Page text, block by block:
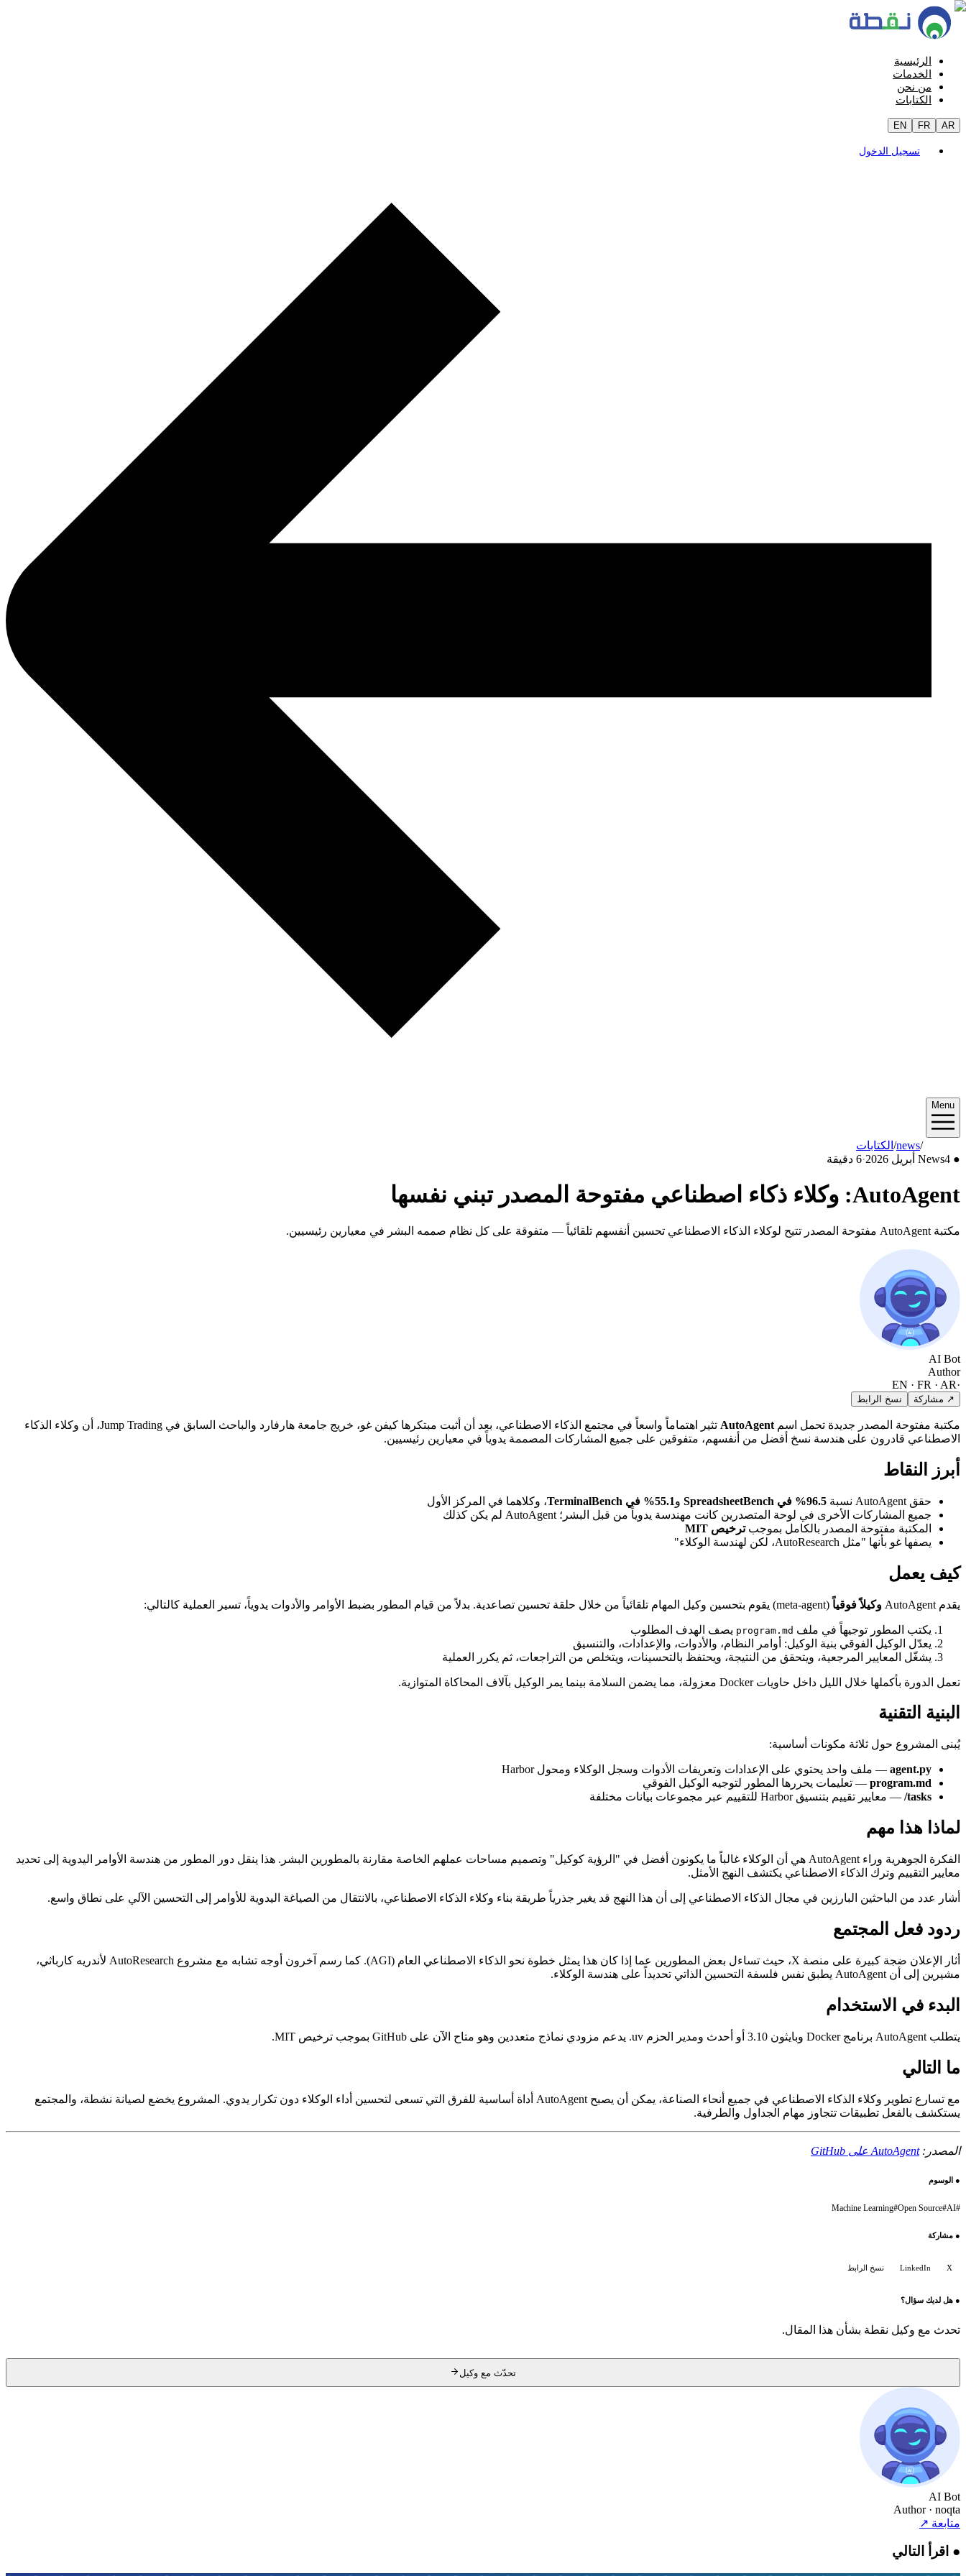
الرئيسية
الخدمات
من نحن
الكتابات
EN FR AR
تسجيل الدخول
Menu
الكتابات /news/2026/04
●
News4 أبريل 2026 ·6 دقيقة
AutoAgent: وكلاء ذكاء اصطناعي مفتوحة المصدر تبني نفسها
مكتبة AutoAgent مفتوحة المصدر تتيح لوكلاء الذكاء الاصطناعي تحسين أنفسهم تلقائياً — متفوقة على كل نظام صممه البشر في معيارين رئيسيين.
AI Bot
Author
·
EN · FR · AR
↗ مشاركة نسخ الرابط
مكتبة مفتوحة المصدر جديدة تحمل اسم AutoAgent
تثير اهتماماً واسعاً في مجتمع الذكاء الاصطناعي، بعد أن أثبت مبتكرها كيفن غو، خريج جامعة هارفارد والباحث السابق في Jump Trading، أن وكلاء الذكاء
الاصطناعي قادرون على هندسة نسخ أفضل من أنفسهم، متفوقين على جميع المشاركات المصممة يدوياً في معيارين رئيسيين.
أبرز النقاط
حقق AutoAgent نسبة 96.5% في SpreadsheetBench و55.1% في TerminalBench
، وكلاهما في المركز الأول
جميع المشاركات الأخرى في لوحة المتصدرين كانت مهندسة يدوياً من قبل البشر؛ AutoAgent لم يكن كذلك
المكتبة مفتوحة المصدر بالكامل بموجبترخيص MIT
يصفها غو بأنها "مثل AutoResearch، لكن لهندسة الوكلاء"
كيف يعمل
يقدم AutoAgent وكيلاً فوقياً (meta-agent) يقوم بتحسين وكيل المهام تلقائياً من خلال حلقة تحسين تصاعدية. بدلاً من قيام المطور بضبط الأوامر والأدوات يدوياً، تسير العملية كالتالي:
يكتب المطور توجيهاً في ملف program.md يصف الهدف المطلوب
يعدّل الوكيل الفوقي بنية الوكيل: أوامر النظام، والأدوات، والإعدادات، والتنسيق
يشغّل المعايير المرجعية، ويتحقق من النتيجة، ويحتفظ بالتحسينات، ويتخلص من التراجعات، ثم يكرر العملية
تعمل الدورة بأكملها خلال الليل داخل حاويات Docker معزولة، مما يضمن السلامة بينما يمر الوكيل بآلاف المحاكاة المتوازية.
البنية التقنية
يُبنى المشروع حول ثلاثة مكونات أساسية:
agent.py — ملف واحد يحتوي على الإعدادات وتعريفات الأدوات وسجل الوكلاء ومحول Harbor
program.md — تعليمات يحررها المطور لتوجيه الوكيل الفوقي
tasks/ — معايير تقييم بتنسيق Harbor للتقييم عبر مجموعات بيانات مختلفة
لماذا هذا مهم
الفكرة الجوهرية وراء AutoAgent هي أن الوكلاء غالباً ما يكونون أفضل في "الرؤية كوكيل" وتصميم مساحات عملهم الخاصة مقارنة بالمطورين البشر. هذا ينقل دور المطور من هندسة الأوامر اليدوية إلى تحديد
معايير التقييم وترك الذكاء الاصطناعي يكتشف النهج الأمثل.
أشار عدد من الباحثين البارزين في مجال الذكاء الاصطناعي إلى أن هذا النهج قد يغير جذرياً طريقة بناء وكلاء الذكاء الاصطناعي، بالانتقال من الصياغة اليدوية للأوامر إلى التحسين الآلي على نطاق واسع.
ردود فعل المجتمع
أثار الإعلان ضجة كبيرة على منصة X، حيث تساءل بعض المطورين عما إذا كان هذا يمثل خطوة نحو الذكاء الاصطناعي العام (AGI). كما رسم آخرون أوجه تشابه مع مشروع AutoResearch لأندريه كارباثي،
مشيرين إلى أن AutoAgent يطبق نفس فلسفة التحسين الذاتي تحديداً على هندسة الوكلاء.
البدء في الاستخدام
يتطلب AutoAgent برنامج Docker وبايثون 3.10 أو أحدث ومدير الحزم uv. يدعم مزودي نماذج متعددين وهو متاح الآن على GitHub بموجب ترخيص MIT.
ما التالي
مع تسارع تطوير وكلاء الذكاء الاصطناعي في جميع أنحاء الصناعة، يمكن أن يصبح AutoAgent أداة أساسية للفرق التي تسعى لتحسين أداء الوكلاء دون تكرار يدوي. المشروع يخضع لصيانة نشطة، والمجتمع
يستكشف بالفعل تطبيقات تتجاوز مهام الجداول والطرفية.
المصدر:AutoAgent على GitHub
● الوسوم
#
AI
#
Open Source
#
Machine Learning
● مشاركة
X
LinkedIn نسخ الرابط
● هل لديك سؤال؟
تحدث مع وكيل نقطة بشأن هذا المقال.
تحدّث مع وكيل
AI Bot
Author· noqta
متابعة ↗
● اقرأ التالي